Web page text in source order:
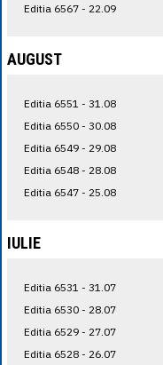
Editia 6567 - 22.09
AUGUST
Editia 6551 - 31.08
Editia 6550 - 30.08
Editia 6549 - 29.08
Editia 6548 - 28.08
Editia 6547 - 25.08
IULIE
Editia 6531 - 31.07
Editia 6530 - 28.07
Editia 6529 - 27.07
Editia 6528 - 26.07